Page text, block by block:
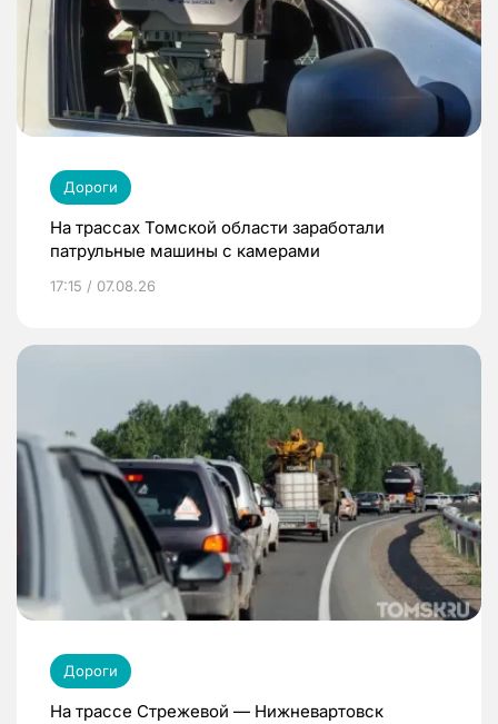
Дороги
На трассах Томской области заработали
патрульные машины с камерами
17:15 / 07.08.26
Дороги
На трассе Стрежевой — Нижневартовск